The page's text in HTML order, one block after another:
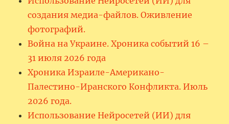
создания медиа-файлов. Оживление
фотографий.
Война на Украине. Хроника событий 16 –
31 июля 2026 года
Хроника Израиле-Американо-
Палестино-Иранского Конфликта. Июль
2026 года.
Использование Нейросетей (ИИ) для